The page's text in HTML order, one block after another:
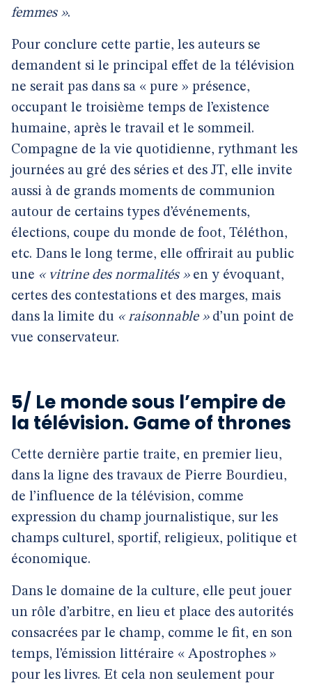
femmes ».
Pour conclure cette partie, les auteurs se
demandent si le principal effet de la télévision
ne serait pas dans sa « pure » présence,
occupant le troisième temps de l’existence
humaine, après le travail et le sommeil.
Compagne de la vie quotidienne, rythmant les
journées au gré des séries et des JT, elle invite
aussi à de grands moments de communion
autour de certains types d’événements,
élections, coupe du monde de foot, Téléthon,
etc. Dans le long terme, elle offrirait au public
une « vitrine des normalités »en y évoquant,
certes des contestations et des marges, mais
dans la limite du « raisonnable » d’un point de
vue conservateur.
5/ Le monde sous l’empire de
la télévision. Game of thrones
Cette dernière partie traite, en premier lieu,
dans la ligne des travaux de Pierre Bourdieu,
de l’influence de la télévision, comme
expression du champ journalistique, sur les
champs culturel, sportif, religieux, politique et
économique.
Dans le domaine de la culture, elle peut jouer
un rôle d’arbitre, en lieu et place des autorités
consacrées par le champ, comme le fit, en son
temps, l’émission littéraire « Apostrophes »
pour les livres. Et cela non seulement pour